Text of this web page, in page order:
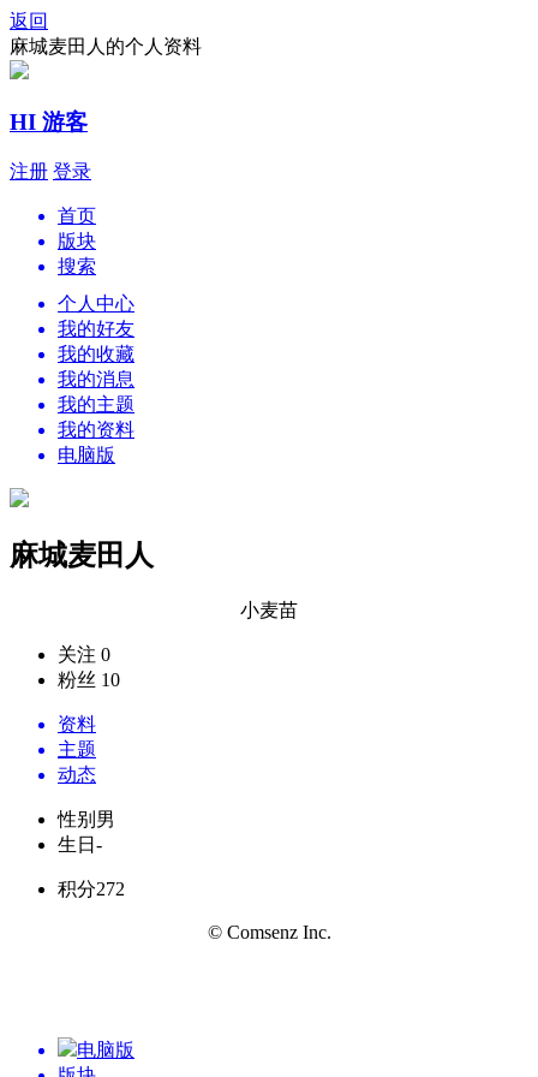
返回
麻城麦田人的个人资料
HI 游客
注册 登录
首页
版块
搜索
个人中心
我的好友
我的收藏
我的消息
我的主题
我的资料
电脑版
麻城麦田人
小麦苗
关注 0
粉丝 10
资料
主题
动态
性别 男
生日 -
积分272
© Comsenz Inc.
电脑版